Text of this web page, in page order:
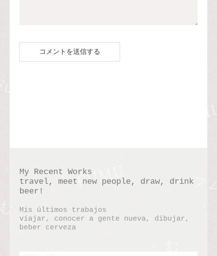
My Recent Works
travel, meet new people, draw, drink
beer!
Mis últimos trabajos
viajar, conocer a gente nueva, dibujar,
beber cerveza